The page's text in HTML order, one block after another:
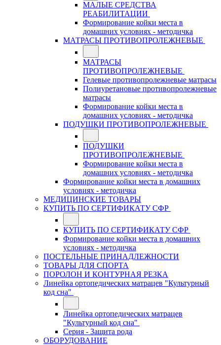
МАЛЫЕ СРЕДСТВА
РЕАБИЛИТАЦИИ
Формирование койки места в
домашних условиях - методичка
МАТРАСЫ ПРОТИВОПРОЛЕЖНЕВЫЕ
МАТРАСЫ
ПРОТИВОПРОЛЕЖНЕВЫЕ
Гелевые противопролежневые матрасы
Полиуретановые противопролежневые
матрасы
Формирование койки места в
домашних условиях - методичка
ПОДУШКИ ПРОТИВОПРОЛЕЖНЕВЫЕ
ПОДУШКИ
ПРОТИВОПРОЛЕЖНЕВЫЕ
Формирование койки места в
домашних условиях - методичка
Формирование койки места в домашних
условиях - методичка
МЕДИЦИНСКИЕ ТОВАРЫ
КУПИТЬ ПО СЕРТИФИКАТУ СФР
КУПИТЬ ПО СЕРТИФИКАТУ СФР
Формирование койки места в домашних
условиях - методичка
ПОСТЕЛЬНЫЕ ПРИНАДЛЕЖНОСТИ
ТОВАРЫ ДЛЯ СПОРТА
ПОРОЛОН И КОНТУРНАЯ РЕЗКА
Линейка ортопедических матрацев "Культурный
код сна"
Линейка ортопедических матрацев
"Культурный код сна"
Серия - Защита рода
ОБОРУДОВАНИЕ